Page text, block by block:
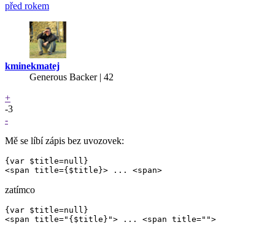
před rokem
kminekmatej
Generous Backer| 42
+
-3
-
Mě se líbí zápis bez uvozovek:
{var $title=null}
zatímco
{var $title=null}